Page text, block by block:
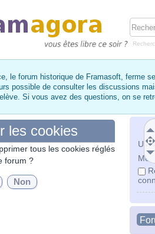
le forum historique de Framasoft, ferme
possible de consulter les discussions
Si vous avez des questions, on se
Mot
les cookies
tous les cookies réglés
forum ?